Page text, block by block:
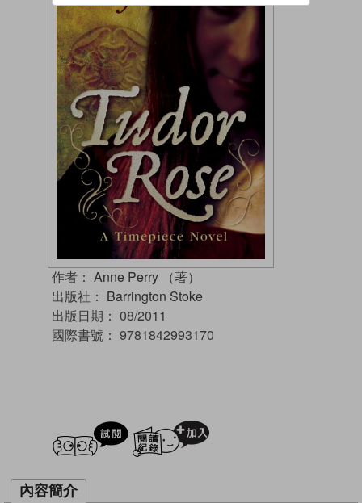
作者： Anne Perry （著）
出版社： Barrington Stoke
出版日期： 08/2011
國際書號： 9781842993170
試閲
內容簡介